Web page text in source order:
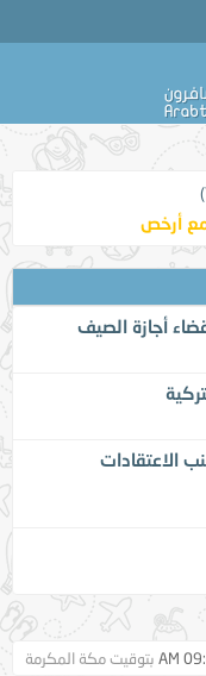
أرخص
الاعتقادات
بتوقيت مكة المكرمة